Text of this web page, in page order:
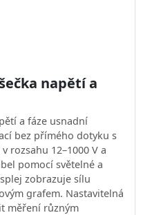
napětí a
a fáze usnadní
bez přímého dotyku s
rozsahu 12–1000 V a
pomocí světelné a
zobrazuje sílu
grafem. Nastavitelná
měření různým